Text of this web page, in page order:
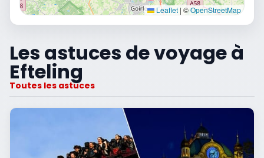
Leaflet | ©OpenStreetMap
Les astuces de voyage à
Efteling
Toutes les astuces